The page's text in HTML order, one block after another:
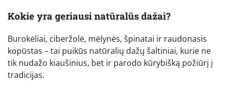
Kokie yra geriausi natūralūs dažai?
Burokėliai, ciberžolė, mėlynės, špinatai ir raudonasis
kopūstas – tai puikūs natūralių dažų šaltiniai, kurie ne
tik nudažo kiaušinius, bet ir parodo kūrybišką požiūrį į
tradicijas.